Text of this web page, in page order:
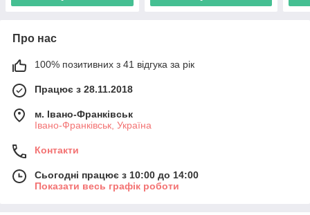
Про нас
100% позитивних з 41 відгука за рік
Працює з 28.11.2018
м. Івано-Франківськ
Івано-Франківськ, Україна
Контакти
Сьогодні працює з 10:00 до 14:00
Показати весь графік роботи